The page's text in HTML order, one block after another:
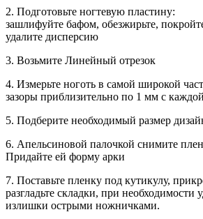
2. Подготовьте ногтевую пластину:
зашлифуйте бафом, обезжирьте,
удалите дисперсию
3. Возьмите Линейный отрезок
4. Измерьте ноготь в самой широкой
зазоры приблизительно по 1 мм с
5. Подберите необходимый размер
6. Апельсиновой палочкой снимите
Придайте ей форму арки
7. Поставьте пленку под кутикулу,
разгладьте складки, при необходимости
излишки острыми ножничками.